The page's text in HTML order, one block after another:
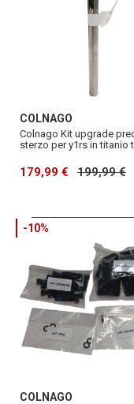
COLNAGO
Colnago Kit upgrade
sterzo per y1rs in titanio
179,99 € 199,99 €
-10%
COLNAGO